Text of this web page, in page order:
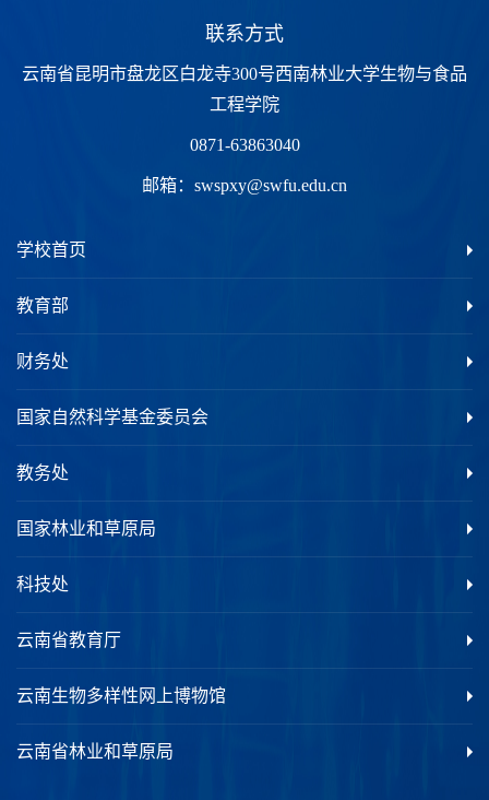
联系方式
云南省昆明市盘龙区白龙寺300号西南林业大学生物与食品
工程学院
0871-63863040
邮箱： swspxy@swfu.edu.cn
学校首页
教育部
财务处
国家自然科学基金委员会
教务处
国家林业和草原局
科技处
云南省教育厅
云南生物多样性网上博物馆
云南省林业和草原局